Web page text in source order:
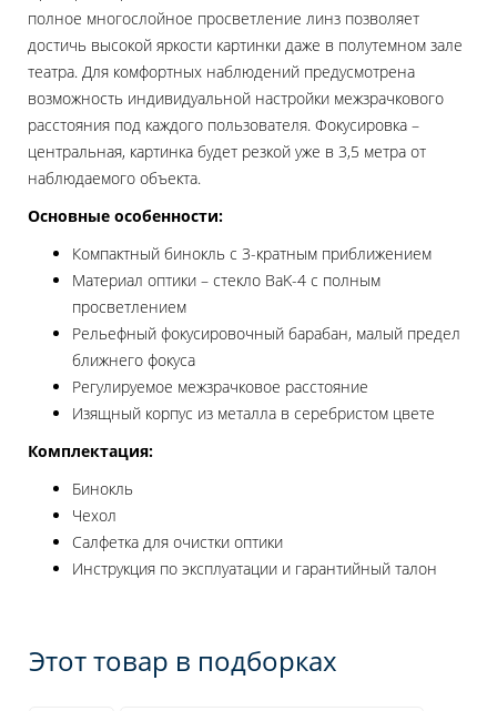
полное многослойное просветление линз позволяет
достичь высокой яркости картинки даже в полутемном зале
театра. Для комфортных наблюдений предусмотрена
возможность индивидуальной настройки межзрачкового
расстояния под каждого пользователя. Фокусировка –
центральная, картинка будет резкой уже в 3,5 метра от
наблюдаемого объекта.
Основные особенности:
Компактный бинокль с 3-кратным приближением
Материал оптики – стекло BaK-4 с полным
просветлением
Рельефный фокусировочный барабан, малый предел
ближнего фокуса
Регулируемое межзрачковое расстояние
Изящный корпус из металла в серебристом цвете
Комплектация:
Бинокль
Чехол
Салфетка для очистки оптики
Инструкция по эксплуатации и гарантийный талон
Этот товар в подборках